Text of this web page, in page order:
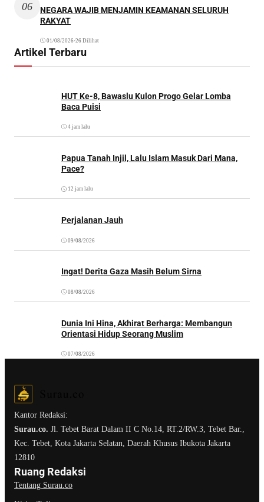
06
NEGARA WAJIB MENJAMIN KEAMANAN SELURUH
RAKYAT
01/08/2026•26 Dilihat
Artikel Terbaru
HUT Ke-8, Bawaslu Kulon Progo Gelar Lomba
Baca Puisi
4 jam lalu
Papua Tanah Injil, Lalu Islam Masuk Dari Mana,
Pace?
12 jam lalu
Perjalanan Jauh
09/08/2026
Ingat! Derita Gaza Masih Belum Sirna
08/08/2026
Dunia Ini Hina, Akhirat Berharga: Membangun
Orientasi Hidup Seorang Muslim
07/08/2026
Kantor Redaksi:
Surau.co. Jl. Tebet Barat Dalam II C No.14, RT.2/RW.3, Tebet Bar.,
Kec. Tebet, Kota Jakarta Selatan, Daerah Khusus Ibukota Jakarta
12810
Ruang Redaksi
Tentang Surau.co